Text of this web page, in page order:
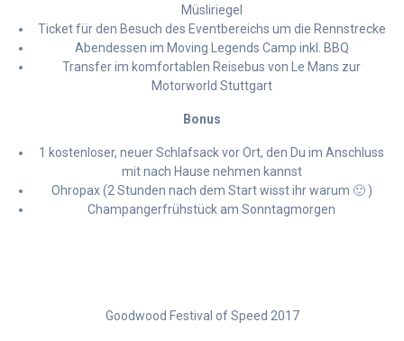
Müsliriegel
Ticket für den Besuch des Eventbereichs um die Rennstrecke
Abendessen im Moving Legends Camp inkl. BBQ
Transfer im komfortablen Reisebus von Le Mans zur
Motorworld Stuttgart
Bonus
1 kostenloser, neuer Schlafsack vor Ort, den Du im Anschluss
mit nach Hause nehmen kannst
Ohropax (2 Stunden nach dem Start wisst ihr warum 🙂 )
Champangerfrühstück am Sonntagmorgen
Goodwood Festival of Speed 2017